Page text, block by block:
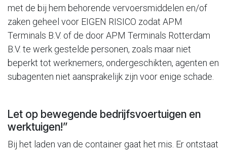
met de bij hem behorende vervoersmiddelen en/of
zaken geheel voor EIGEN RISICO zodat APM
Terminals B.V. of de door APM Terminals Rotterdam
B.V. te werk gestelde personen, zoals maar niet
beperkt tot werknemers, ondergeschikten, agenten en
subagenten niet aansprakelijk zijn voor enige schade.
Let op bewegende bedrijfsvoertuigen en
werktuigen!”
Bij het laden van de container gaat het mis. Er ontstaat